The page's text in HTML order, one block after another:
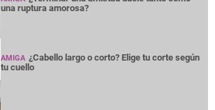
una ruptura amorosa?
AMIGA ¿Cabello largo o corto? Elige tu corte según
tu cuello